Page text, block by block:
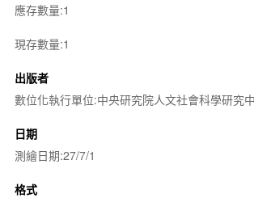
應存數量:1
現存數量:1
出版者
數位化執行單位:中央研究院人文社會科學研究
日期
測繪日期:27/7/1
格式